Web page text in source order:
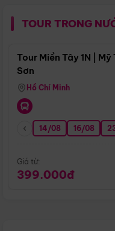
TOUR TRONG
Tour Miền Tây 1N |
Sơn
Hồ Chí Minh
14/08 16/08
Giá từ:
399.000đ